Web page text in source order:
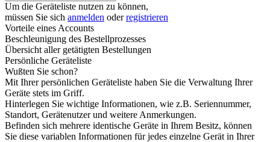
Um die Geräteliste nutzen zu können,
müssen Sie sich anmelden oderregistrieren
Vorteile eines Accounts
Beschleunigung des Bestellprozesses
Übersicht aller getätigten Bestellungen
Persönliche Geräteliste
Wußten Sie schon?
Mit Ihrer persönlichen Geräteliste haben Sie die Verwaltung Ihrer
Geräte stets im Griff.
Hinterlegen Sie wichtige Informationen, wie z.B. Seriennummer,
Standort, Gerätenutzer und weitere Anmerkungen.
Befinden sich mehrere identische Geräte in Ihrem Besitz, können
Sie diese variablen Informationen für jedes einzelne Gerät in Ihrer